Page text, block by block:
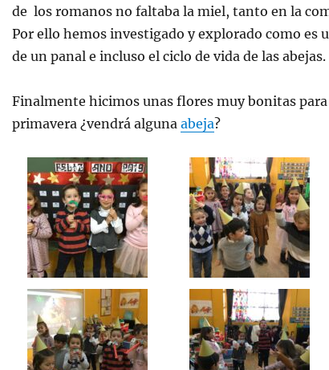
de los romanos no faltaba la miel, tanto en la
Por ello hemos investigado y explorado como es
de un panal e incluso el ciclo de vida de las abejas.
Finalmente hicimos unas flores muy bonitas
primavera ¿vendrá alguna abeja?